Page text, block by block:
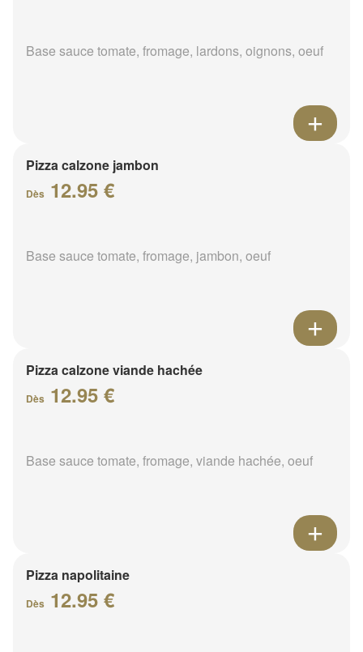
Base sauce tomate, fromage, lardons, oignons, oeuf
Pizza calzone jambon
Dès 12.95 €
Base sauce tomate, fromage, jambon, oeuf
Pizza calzone viande hachée
Dès 12.95 €
Base sauce tomate, fromage, viande hachée, oeuf
Pizza napolitaine
Dès 12.95 €